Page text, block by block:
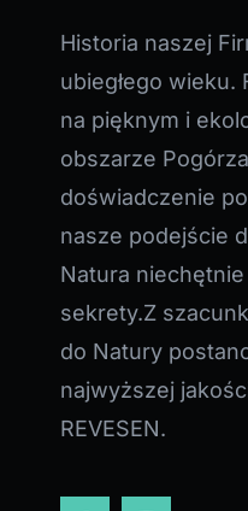
Historia naszej
ubiegłego wieku.
na pięknym i
obszarze
doświadczenie
nasze podejście
Natura
sekrety.Z
do Natury
najwyższej
REVESEN.